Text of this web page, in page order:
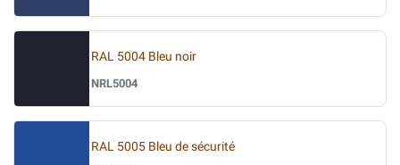
RAL 5004 Bleu noir
NRL5004
RAL 5005 Bleu de sécurité